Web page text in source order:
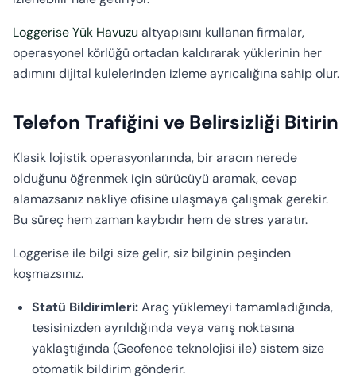
Loggerise Yük Havuzu altyapısını kullanan firmalar,
operasyonel körlüğü ortadan kaldırarak yüklerinin her
adımını dijital kulelerinden izleme ayrıcalığına sahip olur.
Telefon Trafiğini ve Belirsizliği Bitirin
Klasik lojistik operasyonlarında, bir aracın nerede
olduğunu öğrenmek için sürücüyü aramak, cevap
alamazsanız nakliye ofisine ulaşmaya çalışmak gerekir.
Bu süreç hem zaman kaybıdır hem de stres yaratır.
Loggerise ile bilgi size gelir, siz bilginin peşinden
koşmazsınız.
Statü Bildirimleri:Araç yüklemeyi tamamladığında,
tesisinizden ayrıldığında veya varış noktasına
yaklaştığında (Geofence teknolojisi ile) sistem size
otomatik bildirim gönderir.